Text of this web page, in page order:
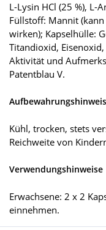
L-Lysin HCl (25 %), L-
Füllstoff: Mannit
wirken); Kapselhülle:
Titandioxid,
Aktivität und
Patentblau V.
Kühl, trocken, stets
Reichweite von
Verwendungshinweise
Erwachsene: 2 x 2
einnehmen.